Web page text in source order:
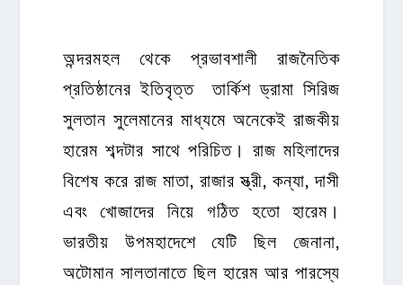
অন্দরমহল থেকে প্রভাবশালী রাজনৈতিক
প্রতিষ্ঠানের ইতিবৃত্ত তার্কিশ ড্রামা সিরিজ
সুলতান সুলেমানের মাধ্যমে অনেকেই রাজকীয়
হারেম শব্দটার সাথে পরিচিত। রাজ মহিলাদের
বিশেষ করে রাজ মাতা, রাজার স্ত্রী, কন্যা, দাসী
এবং খোজাদের নিয়ে গঠিত হতো হারেম।
ভারতীয় উপমহাদেশে যেটি ছিল জেনানা,
অটোমান সালতানাতে ছিল হারেম আর পারস্যে